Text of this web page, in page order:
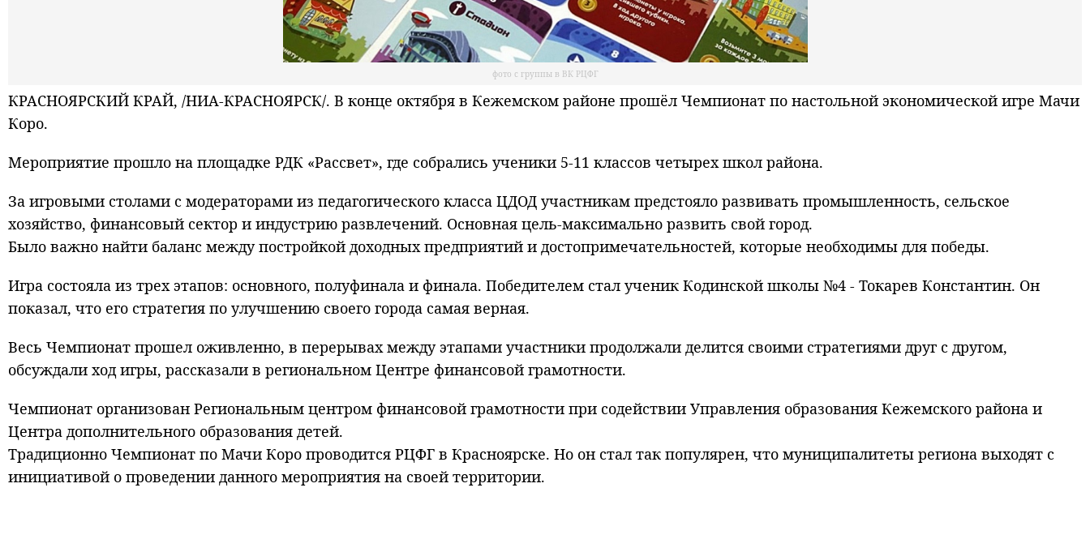
фото с группы в ВК РЦФГ
КРАСНОЯРСКИЙ КРАЙ, /НИА-КРАСНОЯРСК/. В конце октября в Кежемском районе прошёл Чемпионат по настольной экономической игре Мачи
Коро.
Мероприятие прошло на площадке РДК «Рассвет», где собрались ученики 5-11 классов четырех школ района.
За игровыми столами с модераторами из педагогического класса ЦДОД участникам предстояло развивать промышленность, сельское
хозяйство, финансовый сектор и индустрию развлечений. Основная цель-максимально развить свой город.
Было важно найти баланс между постройкой доходных предприятий и достопримечательностей, которые необходимы для победы.
Игра состояла из трех этапов: основного, полуфинала и финала. Победителем стал ученик Кодинской школы №4 - Токарев Константин. Он
показал, что его стратегия по улучшению своего города самая верная.
Весь Чемпионат прошел оживленно, в перерывах между этапами участники продолжали делится своими стратегиями друг с другом,
обсуждали ход игры, рассказали в региональном Центре финансовой грамотности.
Чемпионат организован Региональным центром финансовой грамотности при содействии Управления образования Кежемского района и
Центра дополнительного образования детей.
Традиционно Чемпионат по Мачи Коро проводится РЦФГ в Красноярске. Но он стал так популярен, что муниципалитеты региона выходят с
инициативой о проведении данного мероприятия на своей территории.